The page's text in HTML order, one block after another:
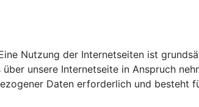
Nutzung der Internetseiten ist
unsere Internetseite in Anspruch
Daten erforderlich und besteht